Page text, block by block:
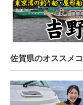
佐賀県のオススメ